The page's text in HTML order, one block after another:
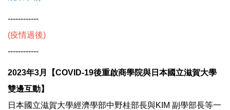
------------
(疫情過後)
------------
2023年3月【COVID-19後重啟商學院與日本國立滋賀大學
雙邊互動】
日本國立滋賀大學經濟學部中野桂部長與KIM 副學部長等一